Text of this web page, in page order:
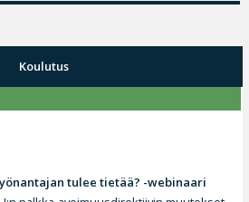
Koulutus
tulee tietää? -webinaari